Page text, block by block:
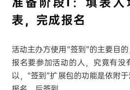
表，完成报名
活动主办方使用“签到”的主要目
报名要参加活动的人，究竟有没
以，“签到”扩展包的功能是依附